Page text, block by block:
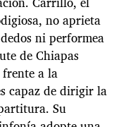
no aprieta
ni performea
de Chiapas
a la
capaz de dirigir la
Su